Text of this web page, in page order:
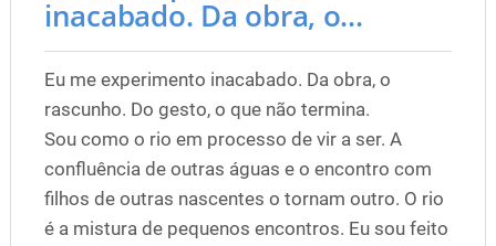
inacabado. Da obra, o...
Eu me experimento inacabado. Da obra, o
rascunho. Do gesto, o que não termina.
Sou como o rio em processo de vir a ser. A
confluência de outras águas e o encontro com
filhos de outras nascentes o tornam outro. O rio
é a mistura de pequenos encontros. Eu sou feito